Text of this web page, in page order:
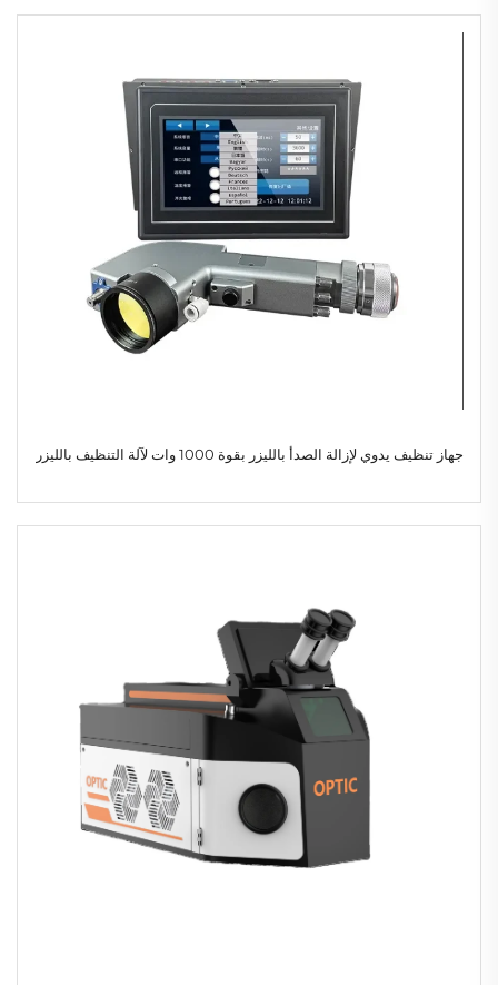
جهاز تنظيف يدوي لإزالة الصدأ بالليزر بقوة 1000 وات لآلة التنظيف بالليزر